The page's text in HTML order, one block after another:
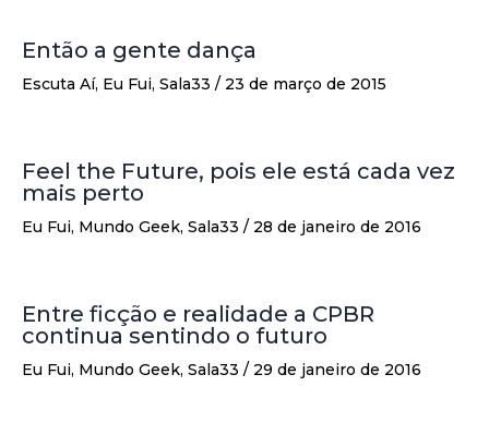
Então a gente dança
Escuta Aí, Eu Fui, Sala33 / 23 de março de 2015
Feel the Future, pois ele está cada vez
mais perto
Eu Fui, Mundo Geek, Sala33 / 28 de janeiro de 2016
Entre ficção e realidade a CPBR
continua sentindo o futuro
Eu Fui, Mundo Geek, Sala33 / 29 de janeiro de 2016